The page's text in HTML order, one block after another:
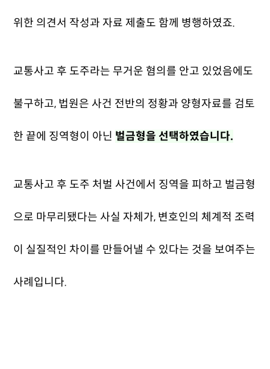
위한 의견서 작성과 자료 제출도 함께 병행하였죠.
교통사고 후 도주라는 무거운 혐의를 안고 있었음에도
불구하고, 법원은 사건 전반의 정황과 양형자료를 검토
한 끝에 징역형이 아닌 벌금형을 선택하였습니다.
교통사고 후 도주 처벌 사건에서 징역을 피하고 벌금형
으로 마무리됐다는 사실 자체가, 변호인의 체계적 조력
이 실질적인 차이를 만들어낼 수 있다는 것을 보여주는
사례입니다.